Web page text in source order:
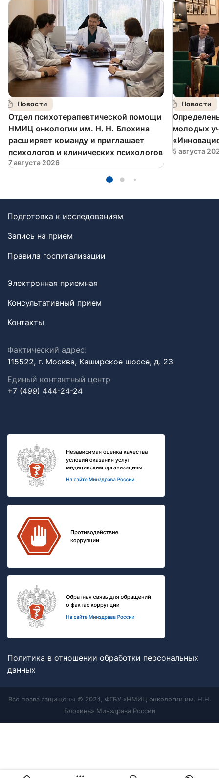
Новости
️Отдел психотерапевтической помощи
НМИЦ онкологии им. Н. Н. Блохина
расширяет команду и приглашает
психологов и клинических психологов
7 августа 2026
Новости
молодых
5 августа
Подготовка к исследованиям
Запись на прием
Правила госпитализации
Электронная приемная
Консультативный прием
Контакты
Фактический адрес:
115522, г. Москва, Каширское шоссе, д. 23
Единый контактный центр
+7 (499) 444-24-24
Политика в отношении обработки персональных
данных
Все права защищены © 2024, ФГБУ «НМИЦ онкологии им. Н.Н.
Блохина» Минздрава России